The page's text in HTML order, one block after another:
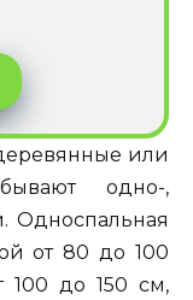
или
одно-,
Односпальная
от 80 до 100
100 до 150 см,